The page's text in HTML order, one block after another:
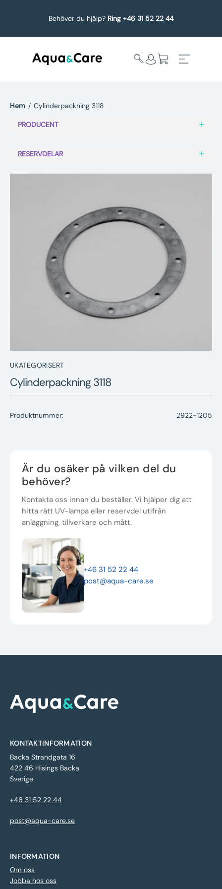
Behöver du hjälp? Ring +46 31 52 22 44
undermeny
Service
Nyheter
Underhållstips
Hem / Cylinderpackning 3118
PRODUCENT
RESERVDELAR
UKATEGORISERT
Cylinderpackning 3118
Produktnummer: 2922-1205
Är du osäker på vilken del du
behöver?
Kontakta oss innan du beställer. Vi hjälper dig att
hitta rätt UV-lampa eller reservdel utifrån
anläggning, tillverkare och mått.
+46 31 52 22 44
post@aqua-care.se
KONTAKTINFORMATION
Backa Strandgata 16
422 46 Hisings Backa
Sverige
+46 31 52 22 44
post@aqua-care.se
INFORMATION
Om oss
Jobba hos oss